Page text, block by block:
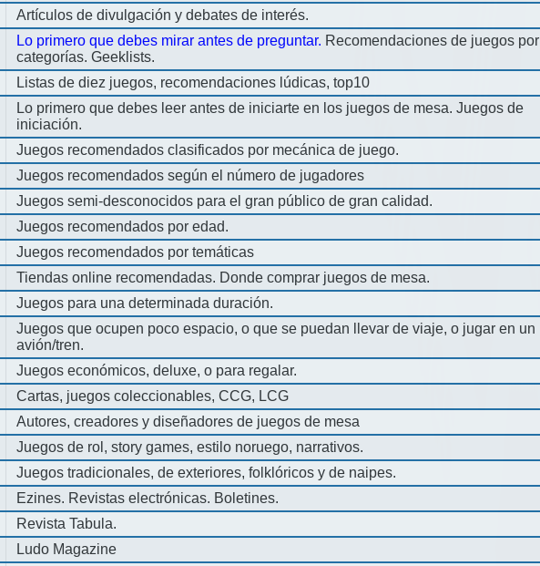
Artículos de divulgación y debates de interés.
Lo primero que debes mirar antes de preguntar. Recomendaciones de juegos por
categorías. Geeklists.
Listas de diez juegos, recomendaciones lúdicas, top10
Lo primero que debes leer antes de iniciarte en los juegos de mesa. Juegos de
iniciación.
Juegos recomendados clasificados por mecánica de juego.
Juegos recomendados según el número de jugadores
Juegos semi-desconocidos para el gran público de gran calidad.
Juegos recomendados por edad.
Juegos recomendados por temáticas
Tiendas online recomendadas. Donde comprar juegos de mesa.
Juegos para una determinada duración.
Juegos que ocupen poco espacio, o que se puedan llevar de viaje, o jugar en un
avión/tren.
Juegos económicos, deluxe, o para regalar.
Cartas, juegos coleccionables, CCG, LCG
Autores, creadores y diseñadores de juegos de mesa
Juegos de rol, story games, estilo noruego, narrativos.
Juegos tradicionales, de exteriores, folklóricos y de naipes.
Ezines. Revistas electrónicas. Boletines.
Revista Tabula.
Ludo Magazine